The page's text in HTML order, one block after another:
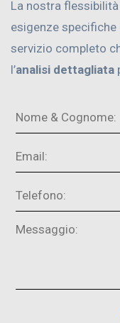
La nostra
esigenze
servizio completo
l’analisi dettagliata